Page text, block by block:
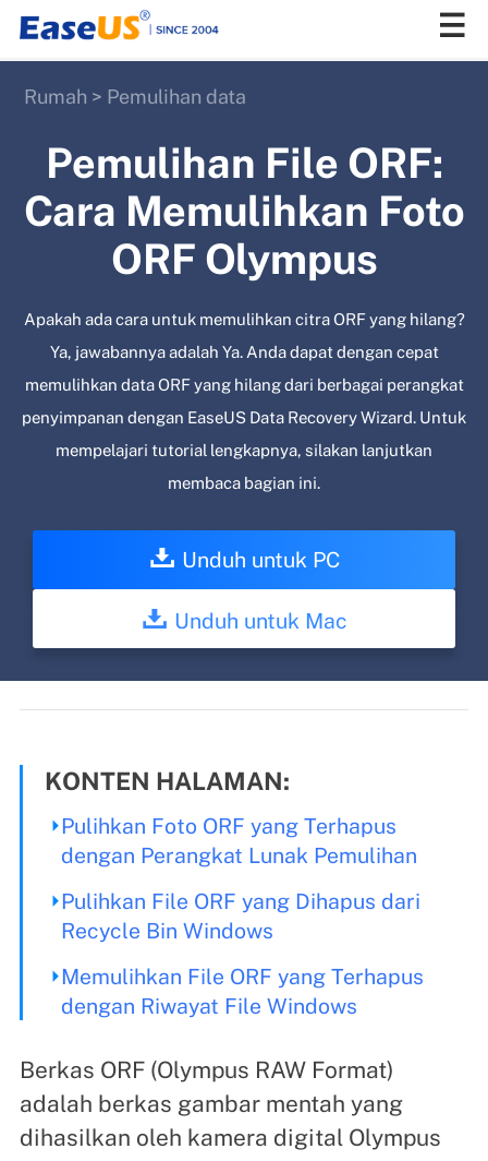
Rumah > Pemulihan data
Pemulihan File ORF:
Cara Memulihkan Foto
ORF Olympus
Apakah ada cara untuk memulihkan citra ORF yang hilang?
Ya, jawabannya adalah Ya. Anda dapat dengan cepat
memulihkan data ORF yang hilang dari berbagai perangkat
penyimpanan dengan EaseUS Data Recovery Wizard. Untuk
mempelajari tutorial lengkapnya, silakan lanjutkan
membaca bagian ini.
Unduh untuk PC
Unduh untuk Mac
KONTEN HALAMAN:
Pulihkan Foto ORF yang Terhapus
dengan Perangkat Lunak Pemulihan
Pulihkan File ORF yang Dihapus dari
Recycle Bin Windows
Memulihkan File ORF yang Terhapus
dengan Riwayat File Windows
Berkas ORF (Olympus RAW Format)
adalah berkas gambar mentah yang
dihasilkan oleh kamera digital Olympus